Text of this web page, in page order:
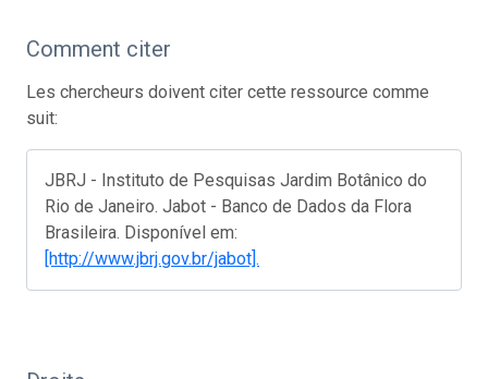
Comment citer
Les chercheurs doivent citer cette ressource comme
suit:
JBRJ - Instituto de Pesquisas Jardim Botânico do
Rio de Janeiro. Jabot - Banco de Dados da Flora
Brasileira. Disponível em:
[http://www.jbrj.gov.br/jabot].